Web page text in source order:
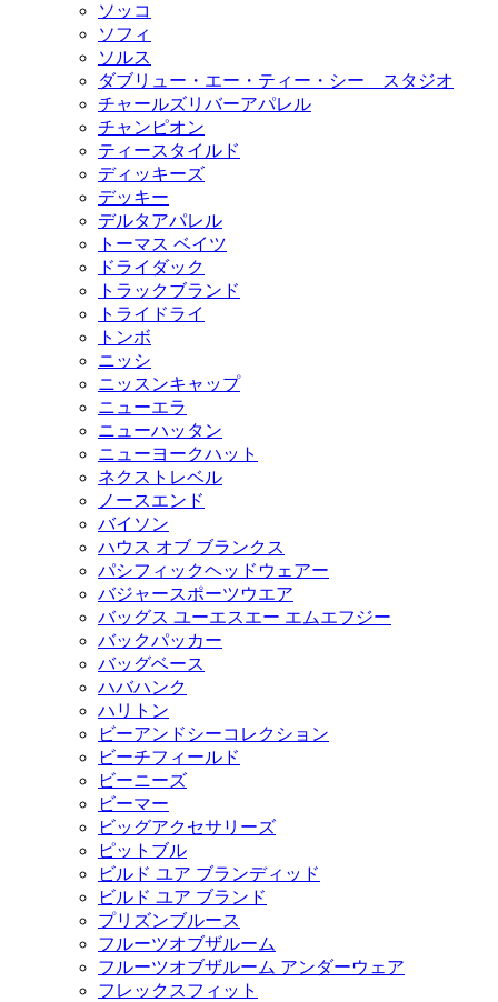
ソッコ
ソフィ
ソルス
ダブリュー・エー・ティー・シー スタジオ
チャールズリバーアパレル
チャンピオン
ティースタイルド
ディッキーズ
デッキー
デルタアパレル
トーマス ベイツ
ドライダック
トラックブランド
トライドライ
トンボ
ニッシ
ニッスンキャップ
ニューエラ
ニューハッタン
ニューヨークハット
ネクストレベル
ノースエンド
バイソン
ハウス オブ ブランクス
パシフィックヘッドウェアー
バジャースポーツウエア
バッグス ユーエスエー エムエフジー
バックパッカー
バッグベース
ハバハンク
ハリトン
ビーアンドシーコレクション
ビーチフィールド
ビーニーズ
ビーマー
ビッグアクセサリーズ
ピットブル
ビルド ユア ブランディッド
ビルド ユア ブランド
プリズンブルース
フルーツオブザルーム
フルーツオブザルーム アンダーウェア
フレックスフィット